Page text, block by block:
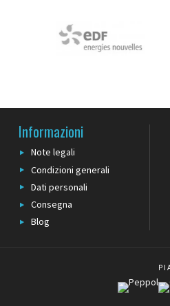
Informazioni
Note legali
Condizioni generali
Dati personali
Consegna
Blog